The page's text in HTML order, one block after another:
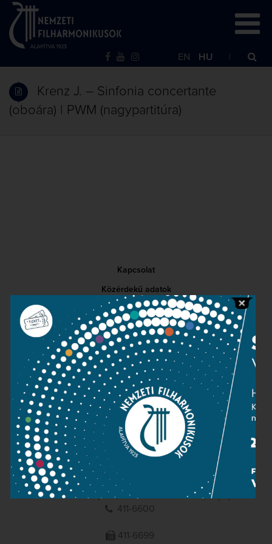
EN HU
Krenz J. – Sinfonia concertante
(oboára) | PWM (nagypartitúra)
Kapcsolat
Közérdekű adatok
Sajtószoba
Adatvédelem
Impresszum
NEMZETI
FILHARMONIKUSOK
1095 Budapest, Komor Marcell u. 1. (Müpa)
411-6600
411-6699